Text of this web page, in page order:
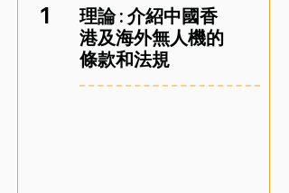
1
理論 : 介紹中國香
港及海外無人機的
條款和法規